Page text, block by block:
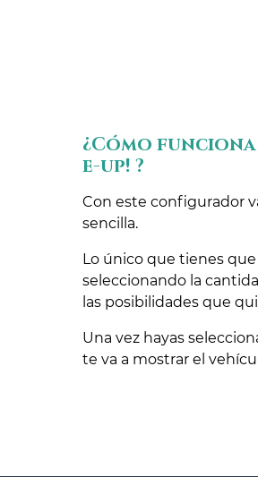
¿Cómo
e-up! ?
Con este configurador
sencilla.
Lo único que tienes
seleccionando la
las posibilidades que
Una vez hayas
te va a mostrar el